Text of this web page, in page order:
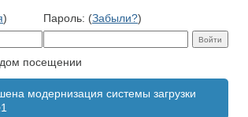
) Пароль: (Забыли?)
посещении
модернизация системы загрузки